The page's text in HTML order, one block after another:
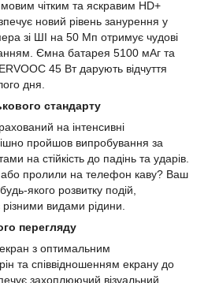
чітким та яскравим HD+
новий рівень занурення у
зі ШІ на 50 Мп отримує чудові
Ємна батарея 5100 мАг та
45 Вт дарують відчуття
дня.
стандарту
на інтенсивні
пройшов випробування за
на стійкість до падінь та ударів.
або пролили на телефон каву? Ваш
якого розвитку подій,
видами рідини.
перегляду
з оптимальним
та співвідношенням екрану до
захоплюючий візуальний